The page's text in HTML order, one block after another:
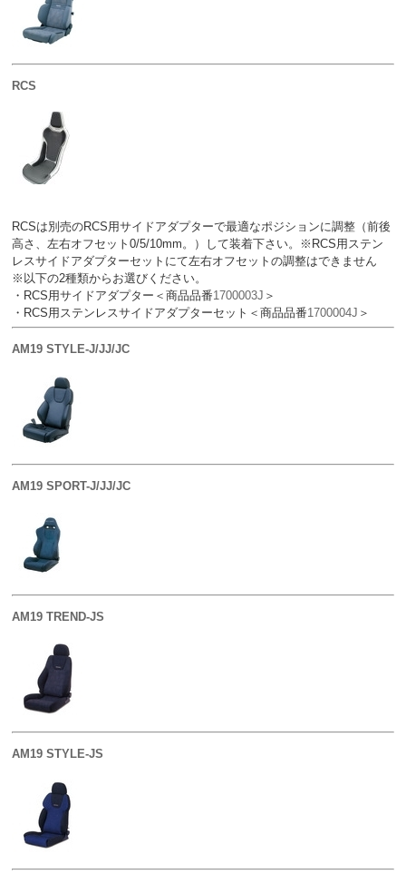
RCS
RCSは別売のRCS用サイドアダプターで最適なポジションに調整（前後
高さ、左右オフセット0/5/10mm。）して装着下さい。※RCS用ステン
レスサイドアダプターセットにて左右オフセットの調整はできません
※以下の2種類からお選びください。
・RCS用サイドアダプター＜商品品番1700003J ＞
・RCS用ステンレスサイドアダプターセット＜商品品番1700004J ＞
AM19 STYLE-J/JJ/JC
AM19 SPORT-J/JJ/JC
AM19 TREND-JS
AM19 STYLE-JS